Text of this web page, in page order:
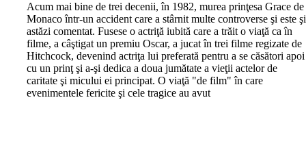
Acum mai bine de trei decenii, în 1982, murea prinţesa Grace de
Monaco într-un accident care a stârnit multe controverse şi este şi
astăzi comentat. Fusese o actriţă iubită care a trăit o viaţă ca în
filme, a câştigat un premiu Oscar, a jucat în trei filme regizate de
Hitchcock, devenind actriţa lui preferată pentru a se căsători apoi
cu un prinţ şi a-şi dedica a doua jumătate a vieţii actelor de
caritate şi micului ei principat. O viaţă "de film" în care
evenimentele fericite şi cele tragice au avut